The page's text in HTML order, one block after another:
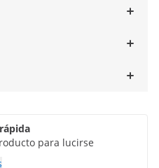
para lucirse